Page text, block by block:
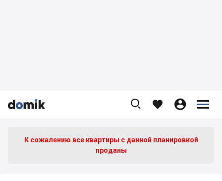


    


К сожалению все квартиры c данной планировкой
проданы